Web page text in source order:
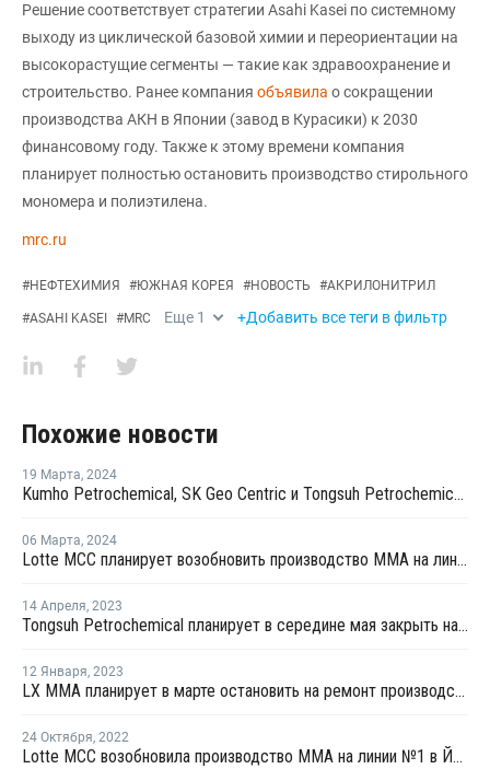
Решение соответствует стратегии Asahi Kasei по системному
выходу из циклической базовой химии и переориентации на
высокорастущие сегменты — такие как здравоохранение и
строительство. Ранее компания объявила о сокращении
производства АКН в Японии (завод в Курасики) к 2030
финансовому году. Также к этому времени компания
планирует полностью остановить производство стирольного
мономера и полиэтилена.
mrc.ru
#НЕФТЕХИМИЯ #ЮЖНАЯ КОРЕЯ #НОВОСТЬ #АКРИЛОНИТРИЛ
#ASAHI KASEI #MRC Еще 1 +Добавить все теги в фильтр
Похожие новости
19 Марта, 2024
Kumho Petrochemical, SK Geo Centric и Tongsuh Petrochemical создадут цепочку поставок биомономеров
06 Марта, 2024
Lotte MCC планирует возобновить производство ММА на линии №2 в Йосу
14 Апреля, 2023
Tongsuh Petrochemical планирует в середине мая закрыть на ремонт линию №3 по выпуску АКН в Ульсане
12 Января, 2023
LX MMA планирует в марте остановить на ремонт производство ММА на линии №2 в Йосу
24 Октября, 2022
Lotte MCC возобновила производство ММА на линии №1 в Йосу